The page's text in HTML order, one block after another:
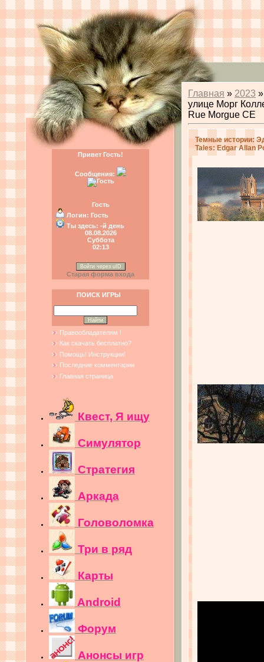
Привет Гость!
Сообщения:
Гость
Логин: Гость
Ты здесь: -й день
08.08.2026
Суббота
02:13
Войти через uID
Старая форма входа
ПОИСК ИГРЫ
Правообладателям !
Как скачать бесплатно?
Помощь! Инструкции!
Последние комментарии
Главная страница
Квест, Я ищу
Симулятор
Стратегия
Аркада
Головоломка
Три в ряд
Карты
Android
Форум
Анонсы игр
Главная » 2023 »
улице Морг
Rue Morgue CE
Темные истории:
Tales: Edgar Allan